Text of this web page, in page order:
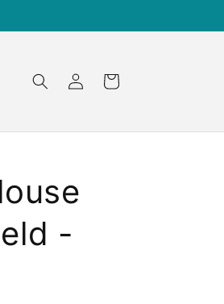
Inloggen
Winkelwagen
-